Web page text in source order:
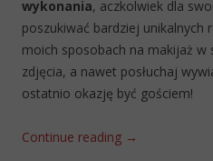
wykonania, aczkolwiek dla
poszukiwać bardziej unikalnych
moich sposobach na makijaż
zdjęcia, a nawet posłuchaj
ostatnio okazję być gościem!
Continue reading →